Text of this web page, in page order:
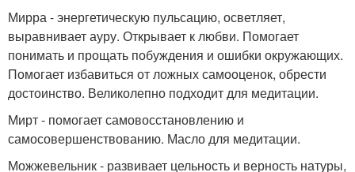
Мирра - энергетическую пульсацию, осветляет,
выравнивает ауру. Открывает к любви. Помогает
понимать и прощать побуждения и ошибки окружающих.
Помогает избавиться от ложных самооценок, обрести
достоинство. Великолепно подходит для медитации.
Мирт - помогает самовосстановлению и
самосовершенствованию. Масло для медитации.
Можжевельник - развивает цельность и верность натуры,